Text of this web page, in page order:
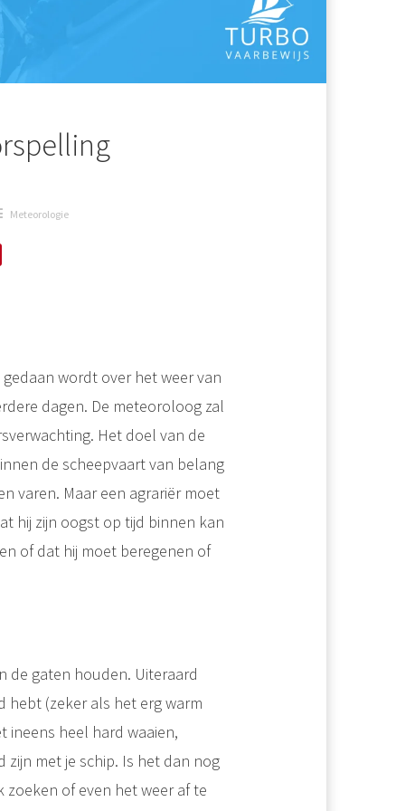
Meteorologie
wordt over het weer van
dagen. De meteoroloog zal
Het doel van de
de scheepvaart van belang
varen. Maar een agrariër moet
hij zijn oogst op tijd binnen kan
of dat hij moet beregenen of
de gaten houden. Uiteraard
(zeker als het erg warm
ineens heel hard waaien,
met je schip. Is het dan nog
of even het weer af te